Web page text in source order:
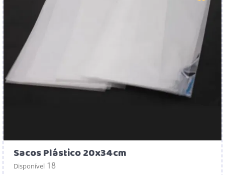
Sacos Plástico 20x34cm
Disponível 18